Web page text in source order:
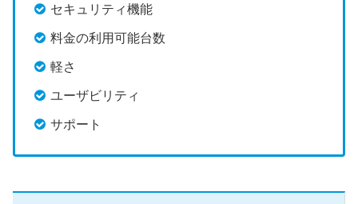
セキュリティ機能
料金の利用可能台数
軽さ
ユーザビリティ
サポート